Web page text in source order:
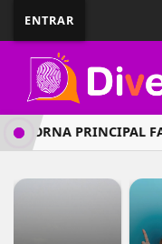
ENTRAR
TORNA PRINCIPAL